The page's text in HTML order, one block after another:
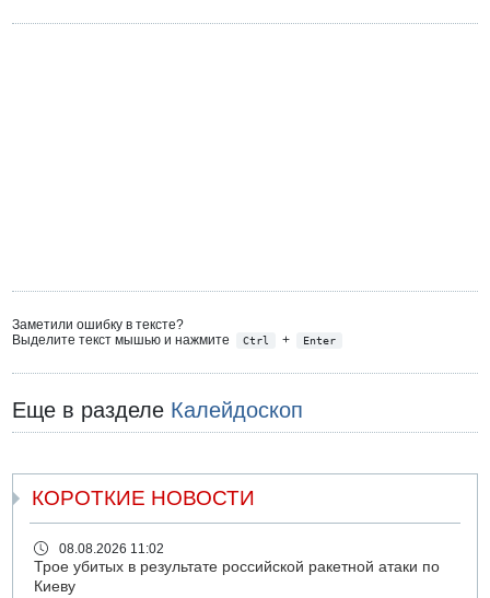
Заметили ошибку в тексте?
Выделите текст мышью и нажмите
Ctrl + Enter
Еще в разделе Калейдоскоп
КОРОТКИЕ НОВОСТИ
08.08.2026 11:02
Трое убитых в результате российской ракетной атаки по
Киеву